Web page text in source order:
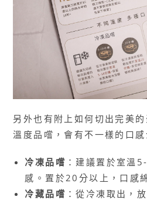
另外也有附上如何切出完美
溫度品嚐，會有不一樣的口感
冷凍品嚐 ：建議置於室溫
感。置於20分以上，口感
冷藏品嚐 ：從冷凍取出，